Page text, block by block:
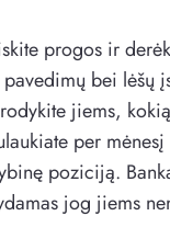
progos ir
bei lėšų
jiems,
per
poziciją.
jog jiems